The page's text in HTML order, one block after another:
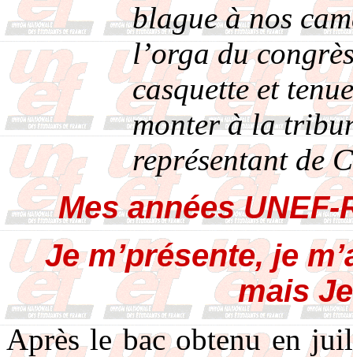
blague à nos
l’orga du
casquette et
monter à la
représentant de
Mes années
Je m’présente, je
mais
Après le bac obtenu en